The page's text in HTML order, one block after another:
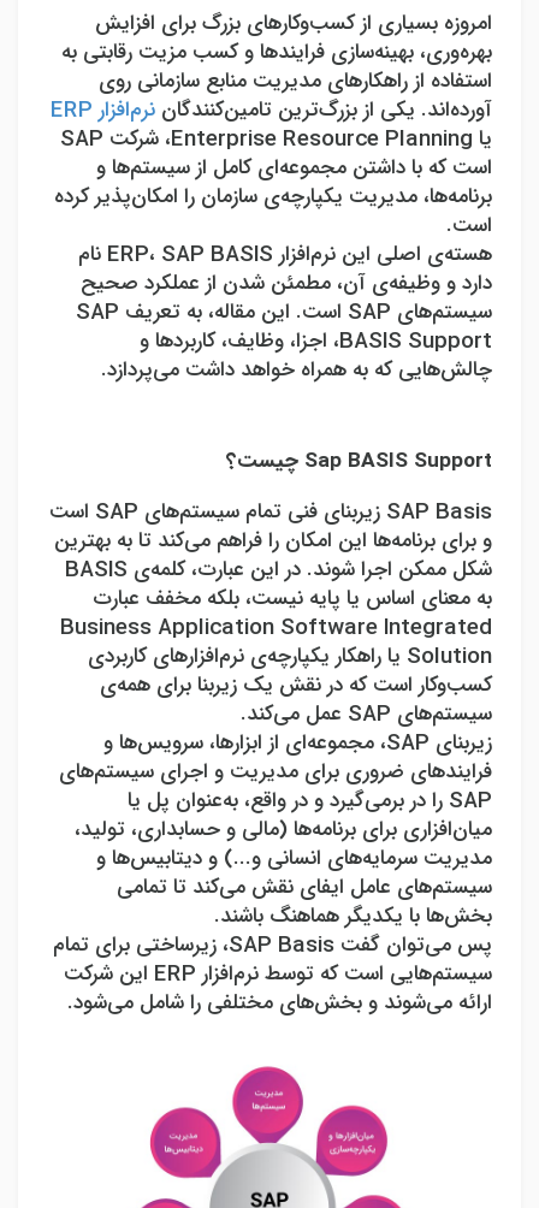
امروزه بسیاری از کسب‌وکارهای بزرگ برای افزایش
بهره‌وری، بهینه‌سازی فرایندها و کسب مزیت رقابتی به
استفاده از راهکارهای مدیریت منابع سازمانی روی
آورده‌اند. یکی از بزرگ‌ترین تامین‌کنندگان نرم‌افزار ERP
یا Enterprise Resource Planning، شرکت SAP
است که با داشتن مجموعه‌ای کامل از سیستم‌ها و
برنامه‌ها، مدیریت یکپارچه‌ی سازمان را امکان‌پذیر کرده
است.
هسته‌ی اصلی این نرم‌افزار
ERP، SAP BASIS
نام
دارد و وظیفه‌ی آن، مطمئن شدن از عملکرد صحیح
سیستم‌های SAP است. این مقاله، به تعریف SAP
BASIS Support، اجزا، وظایف، کاربردها و
چالش‌هایی که به همراه خواهد داشت می‌پردازد.
Sap BASIS Support چیست؟
SAP Basis زیربنای فنی تمام سیستم‌های SAP است
و برای برنامه‌ها این امکان را فراهم می‌کند تا به بهترین
شکل ممکن اجرا شوند. در این عبارت، کلمه‌ی BASIS
به معنای اساس یا پایه نیست، بلکه مخفف عبارت
Business Application Software Integrated
Solution یا راهکار یکپارچه‌ی نرم‌افزارهای کاربردی
کسب‌وکار است که در نقش یک زیربنا برای همه‌ی
سیستم‌های SAP عمل می‌کند.
زیربنای SAP، مجموعه‌ای از ابزارها، سرویس‌ها و
فرایندهای ضروری برای مدیریت و اجرای سیستم‌های
SAP را در برمی‌گیرد و در واقع، به‌عنوان پل یا
میان‌افزاری برای برنامه‌ها (مالی و حسابداری، تولید،
مدیریت سرمایه‌های انسانی و...) و دیتابیس‌ها و
سیستم‌های عامل ایفای نقش می‌کند تا تمامی
بخش‌ها با یکدیگر هماهنگ باشند.
پس می‌توان گفت SAP Basis، زیرساختی برای تمام
سیستم‌هایی است که توسط نرم‌افزار ERP این شرکت
ارائه می‌شوند و بخش‌های مختلفی را شامل می‌شود.